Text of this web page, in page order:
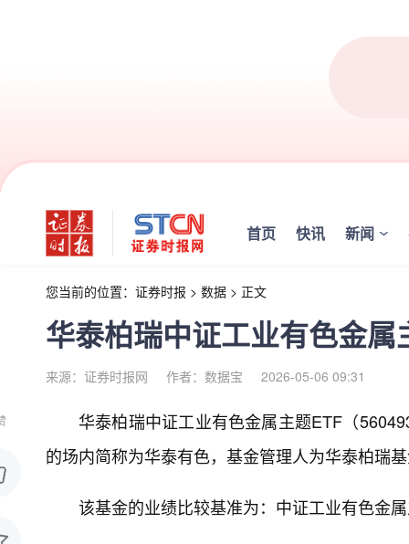
首页 快讯 新闻
您当前的位置： 证券时报 > 数据 > 正文
华泰柏瑞中证工业有色金
来源：证券时报网 作者：数据宝 2026-05-06 09:31
华泰柏瑞中证工业有色金属主题ETF（
的场内简称为华泰有色，基金管理人为华泰柏瑞
该基金的业绩比较基准为：中证工业有色金